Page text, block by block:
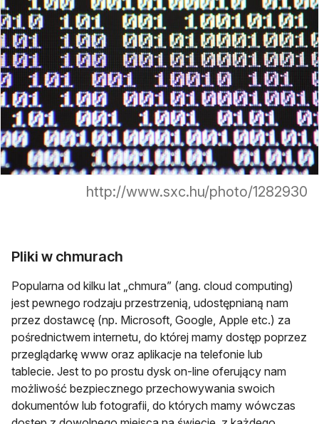
http://www.sxc.hu/photo/1282930
Pliki w chmurach
Popularna od kilku lat „chmura” (ang. cloud computing)
jest pewnego rodzaju przestrzenią, udostępnianą nam
przez dostawcę (np. Microsoft, Google, Apple etc.) za
pośrednictwem internetu, do której mamy dostęp poprzez
przeglądarkę www oraz aplikacje na telefonie lub
tablecie. Jest to po prostu dysk on-line oferujący nam
możliwość bezpiecznego przechowywania swoich
dokumentów lub fotografii, do których mamy wówczas